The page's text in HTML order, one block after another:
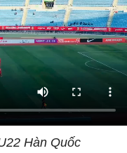
Hàn Quốc